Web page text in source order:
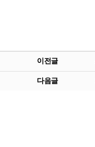
이전글
다음글